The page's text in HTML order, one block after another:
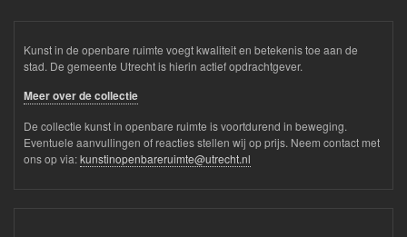
Kunst in de openbare ruimte voegt kwaliteit en betekenis toe aan de
stad. De gemeente Utrecht is hierin actief opdrachtgever.
Meer over de collectie
De collectie kunst in openbare ruimte is voortdurend in beweging.
Eventuele aanvullingen of reacties stellen wij op prijs. Neem contact met
ons op via:kunstinopenbareruimte@utrecht.nl